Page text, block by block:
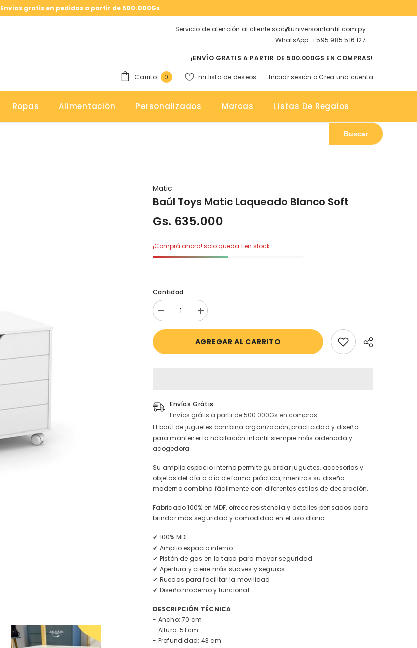
Envíos gratis en pedidos a partir de 500.000Gs
Servicio de atención al cliente sac@universoinfantil.com.py
WhatsApp: +595 985 516 127
¡ENVÍO GRATIS A PARTIR DE 500.000GS EN COMPRAS!
Carrito 0 0
mi lista de deseos Iniciar sesión oCrea una cuenta
Ropas Alimentación Personalizados Marcas Listas De Regalos
Buscar
Matic
Baúl Toys Matic Laqueado Blanco Soft
Gs. 635.000
¡Comprá ahora! solo queda 1 en stock
Cantidad:
Disminuir
cantidad
para
Matic
aumentar
la
cantidad
Baúl
AGREGAR AL CARRITO
Envíos Grátis
Envíos grátis a partir de 500.000Gs en compras
El baúl de juguetes combina organización, practicidad y diseño
para mantener la habitación infantil siempre más ordenada y
acogedora.
Su amplio espacio interno permite guardar juguetes, accesorios y
objetos del día a día de forma práctica, mientras su diseño
moderno combina fácilmente con diferentes estilos de decoración.
Fabricado 100% en MDF, ofrece resistencia y detalles pensados para
brindar más seguridad y comodidad en el uso diario.
✔ 100% MDF
✔ Amplio espacio interno
✔ Pistón de gas en la tapa para mayor seguridad
✔ Apertura y cierre más suaves y seguros
✔ Ruedas para facilitar la movilidad
✔ Diseño moderno y funcional
DESCRIPCIÓN TÉCNICA
- Ancho: 70 cm
- Altura: 51 cm
- Profundidad: 43 cm